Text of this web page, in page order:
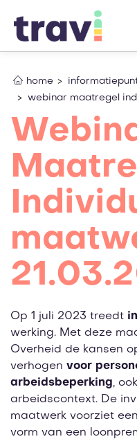
home
webinar maatregel
Op 1 juli 2023 treedt
werking. Met deze
Overheid de kansen
verhogen voor
arbeidsbeperking,
arbeidscontext. De
maatwerk voorziet een
vorm van een